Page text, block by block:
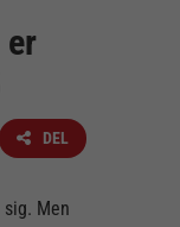
er
DEL
Men